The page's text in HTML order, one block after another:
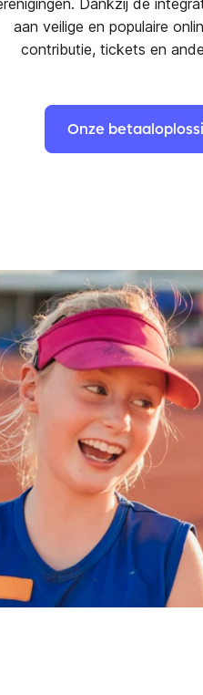
Dankzij de
aan veilige en populaire
contributie, tickets en
Onze